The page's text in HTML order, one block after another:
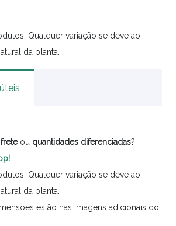
Qualquer variação se deve ao
da planta.
freteou quantidades diferenciadas?
Qualquer variação se deve ao
da planta.
estão nas imagens adicionais do